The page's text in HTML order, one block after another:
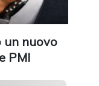
un nuovo
PMI